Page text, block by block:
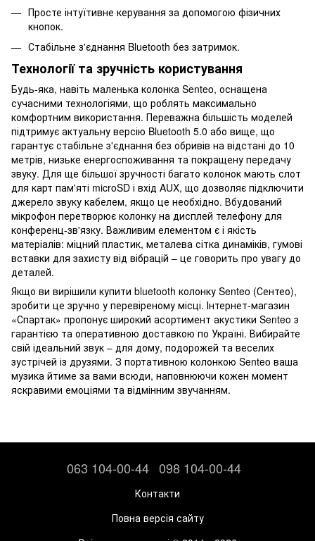
Просте інтуїтивне керування за допомогою фізичних
кнопок.
Стабільне з'єднання Bluetooth без затримок.
Технології та зручність користування
Будь-яка, навіть маленька колонка Senteo, оснащена
сучасними технологіями, що роблять максимально
комфортним використання. Переважна більшість моделей
підтримує актуальну версію Bluetooth 5.0 або вище, що
гарантує стабільне з'єднання без обривів на відстані до 10
метрів, низьке енергоспоживання та покращену передачу
звуку. Для ще більшої зручності багато колонок мають слот
для карт пам'яті microSD і вхід AUX, що дозволяє підключити
джерело звуку кабелем, якщо це необхідно. Вбудований
мікрофон перетворює колонку на дисплей телефону для
конференц-зв'язку. Важливим елементом є і якість
матеріалів: міцний пластик, металева сітка динаміків, гумові
вставки для захисту від вібрацій – це говорить про увагу до
деталей.
Якщо ви вирішили купити bluetooth колонку Senteo (Сентео),
зробити це зручно у перевіреному місці. Інтернет-магазин
«Спартак» пропонує широкий асортимент акустики Senteo з
гарантією та оперативною доставкою по Україні. Вибирайте
свій ідеальний звук – для дому, подорожей та веселих
зустрічей із друзями. З портативною колонкою Senteo ваша
музика йтиме за вами всюди, наповнюючи кожен момент
яскравими емоціями та відмінним звучанням.
063 104-00-44 098 104-00-44
Контакти
Повна версія сайту